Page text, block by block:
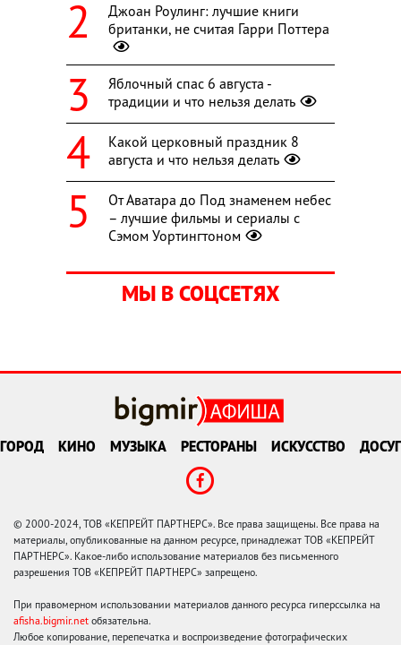
Джоан Роулинг: лучшие книги
британки, не считая Гарри Поттера
Яблочный спас 6 августа -
традиции и что нельзя делать
Какой церковный праздник 8
августа и что нельзя делать
От Аватара до Под знаменем небес
– лучшие фильмы и сериалы с
Сэмом Уортингтоном
МЫ В СОЦСЕТЯХ
ГОРОД КИНО МУЗЫКА РЕСТОРАНЫ ИСКУССТВО ДОСУГ
© 2000-2024, ТОВ «КЕПРЕЙТ ПАРТНЕРС». Все права защищены. Все права на
материалы, опубликованные на данном ресурсе, принадлежат ТОВ «КЕПРЕЙТ
ПАРТНЕРС». Какое-либо использование материалов без письменного
разрешения ТОВ «КЕПРЕЙТ ПАРТНЕРС» запрещено.
При правомерном использовании материалов данного ресурса гиперссылка на
afisha.bigmir.net обязательна.
Любое копирование, перепечатка и воспроизведение фотографических